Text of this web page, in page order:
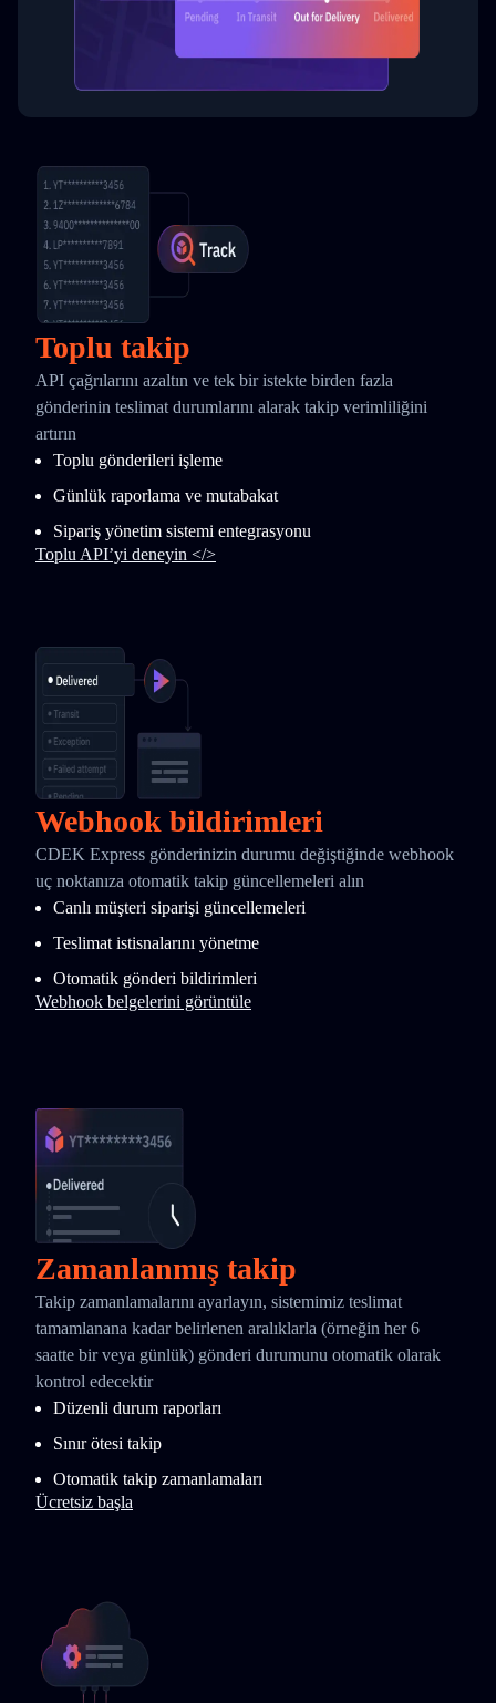
Toplu takip
API çağrılarını azaltın ve tek bir istekte birden fazla
gönderinin teslimat durumlarını alarak takip verimliliğini
artırın
Toplu gönderileri işleme
Günlük raporlama ve mutabakat
Sipariş yönetim sistemi entegrasyonu
Toplu API’yi deneyin </>
Webhook bildirimleri
CDEK Express gönderinizin durumu değiştiğinde webhook
uç noktanıza otomatik takip güncellemeleri alın
Canlı müşteri siparişi güncellemeleri
Teslimat istisnalarını yönetme
Otomatik gönderi bildirimleri
Webhook belgelerini görüntüle
Zamanlanmış takip
Takip zamanlamalarını ayarlayın, sistemimiz teslimat
tamamlanana kadar belirlenen aralıklarla (örneğin her 6
saatte bir veya günlük) gönderi durumunu otomatik olarak
kontrol edecektir
Düzenli durum raporları
Sınır ötesi takip
Otomatik takip zamanlamaları
Ücretsiz başla